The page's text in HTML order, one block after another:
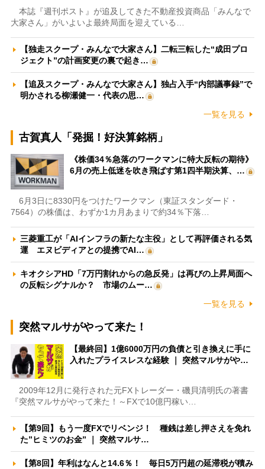
本誌『週刊ポスト』が追及してきた不動産投資商品「みんなで
大家さん」がいよいよ最終局面を迎えている…
【独走スクープ・みんなで大家さん】二転三転した“成田プロ
ジェクト”の計画変更の裏で起き…
【追及スクープ・みんなで大家さん】独占入手“内部議事録”で
明かされる柳瀬健一・代表の思…
一覧を見る
古賀真人「発掘！好決算銘柄」
《株価34％急落のワークマンに特大反転の期待》
6月の売上低迷を吹き飛ばす第1四半期決算、…
6月3日に8330円をつけたワークマン（東証スタンダード・
7564）の株価は、わずか1カ月あまりで約34％下落…
三菱重工が「AIインフラの新たな主役」として再評価される気
運 エヌビディアとの提携でAI…
キオクシアHD「7万円割れからの急反発」は再びの上昇局面へ
の反転シグナルか？ 市場のムー…
一覧を見る
突然マルサがやって来た！
【最終回】1億6000万円の負債と引き換えに手に
入れたプライスレスな経験 ｜ 突然マルサがや…
2009年12月に発行された元FXトレーダー・磯貝清明氏の著書
『突然マルサがやって来た！～FXで10億円稼い…
【第9回】もう一度FXでリベンジ！ 種銭は差し押さえを免れ
た”ヒミツのお金” ｜ 突然マルサ…
【第8回】年利はなんと14.6％！ 毎日5万円超の延滞税が積み